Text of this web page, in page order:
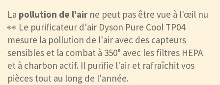
La pollution de l'air ne peut pas être vue à l'œil nu
👀 Le purificateur d'air Dyson Pure Cool TP04
mesure la pollution de l'air avec des capteurs
sensibles et la combat à 350° avec les filtres HEPA
et à charbon actif. Il purifie l'air et rafraîchit vos
pièces tout au long de l'année.